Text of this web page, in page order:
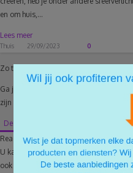
en om huis,...
Lees meer
Thuis 29/09/2023 0
Zo te zien heeft er nog niemand
Ga jij voor een echte kerstboom, een
zijn benieuwd!
Deel jouw mening en reageer als
Reageer ook op dit artikel
U kan optioneel inloggen met
ook te delen.